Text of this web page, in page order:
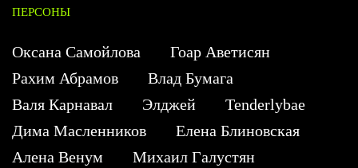
ПЕРСОНЫ
Оксана Самойлова
Гоар Аветисян
Рахим Абрамов
Влад Бумага
Валя Карнавал
Элджей
Tenderlybae
Дима Масленников
Елена Блиновская
Алена Венум
Михаил Галустян